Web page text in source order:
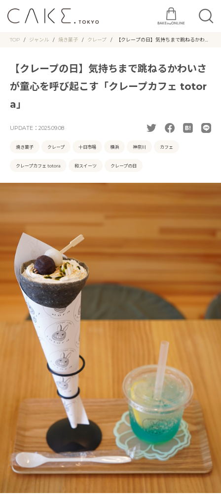
TOP ジャンル 焼き菓子 クレープ
【クレープの日】気持ちまで跳ねるかわい
【クレープの日】気持ちまで跳ねるかわいさ
が童心を呼び起こす「クレープカフェ totor
a」
UPDATE： 2025.09.08
焼き菓子 クレープ 十日市場 横浜 神奈川 カフェ
クレープカフェ totora 和スイーツ クレープの日